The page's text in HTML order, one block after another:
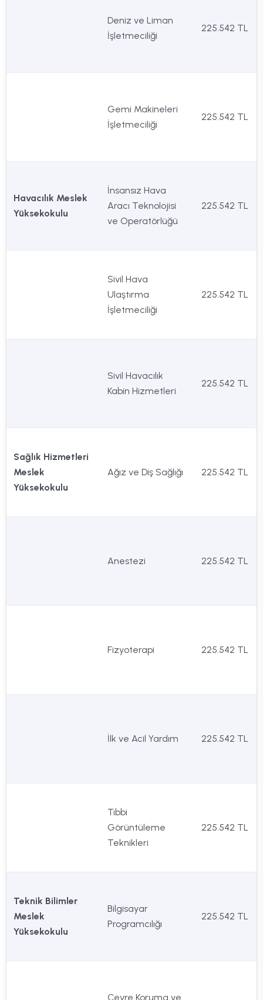
Deniz ve Liman
İşletmeciliği
225.542 TL
Gemi Makineleri
İşletmeciliği
225.542 TL
Havacılık Meslek
Yüksekokulu
İnsansız Hava
Aracı Teknolojisi
ve Operatörlüğü
225.542 TL
Sivil Hava
Ulaştırma
İşletmeciliği
225.542 TL
Sivil Havacılık
Kabin Hizmetleri
225.542 TL
Sağlık Hizmetleri
Meslek
Yüksekokulu
Ağız ve Diş Sağlığı 225.542 TL
Anestezi 225.542 TL
Fizyoterapi 225.542 TL
İlk ve Acil Yardım 225.542 TL
Tıbbi
Görüntüleme
Teknikleri
225.542 TL
Teknik Bilimler
Meslek
Yüksekokulu
Bilgisayar
Programcılığı
225.542 TL
Çevre Koruma ve